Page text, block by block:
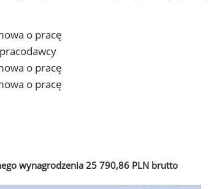
o pracę
o pracę
o pracę
wynagrodzenia 25 790,86 PLN brutto